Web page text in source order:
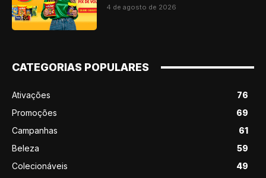
4 de agosto de 2026
CATEGORIAS POPULARES
Ativações
76
Promoções
69
Campanhas
61
Beleza
59
Colecionáveis
49